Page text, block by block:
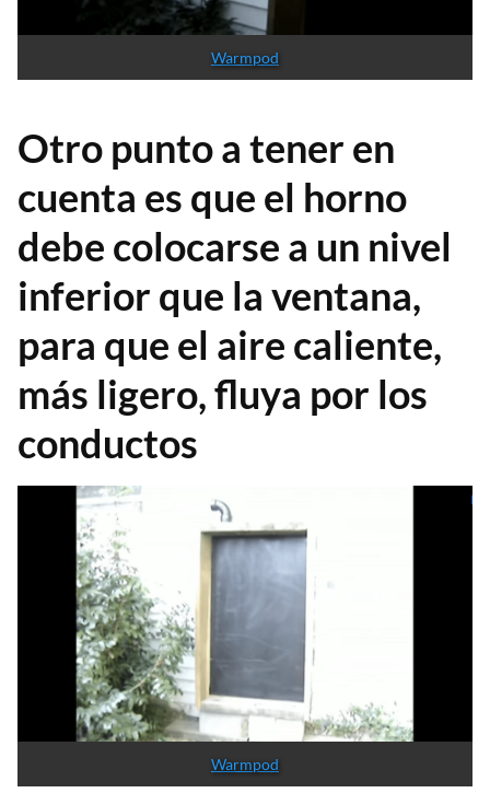
Warmpod
Otro punto a tener en
cuenta es que el horno
debe colocarse a un nivel
inferior que la ventana,
para que el aire caliente,
más ligero, fluya por los
conductos
Warmpod